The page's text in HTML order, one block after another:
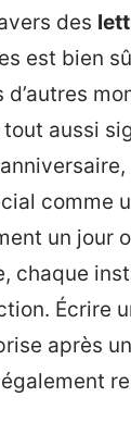
des
est bien
d’autres
aussi
comme
un jour
chaque
Écrire
après